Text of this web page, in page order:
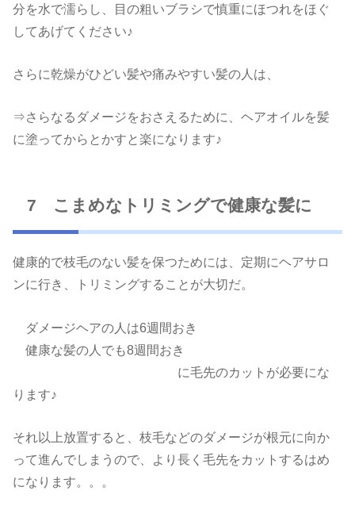
分を水で濡らし、目の粗いブラシで慎重にほつれをほぐ
してあげてください♪
さらに乾燥がひどい髪や痛みやすい髪の人は、
⇒さらなるダメージをおさえるために、ヘアオイルを髪
に塗ってからとかすと楽になります♪
7 こまめなトリミングで健康な髪に
健康的で枝毛のない髪を保つためには、定期にヘアサロ
ンに行き、トリミングすることが大切だ。
ダメージヘアの人は6週間おき
健康な髪の人でも8週間おき
に毛先のカットが必要にな
ります♪
それ以上放置すると、枝毛などのダメージが根元に向か
って進んでしまうので、より長く毛先をカットするはめ
になります。。。